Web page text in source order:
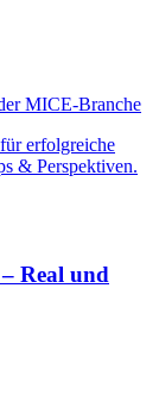
erfolgreiche
& Perspektiven.
Real und